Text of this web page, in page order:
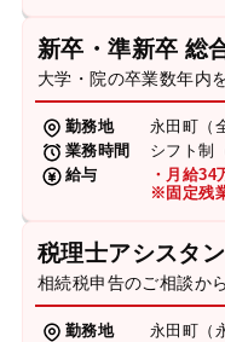
新卒・準新卒 総
大学・院の卒業数年内
勤務地
永田町（
業務時間
シフト制
給与
・月給34
※固定残
税理士アシスタ
相続税申告のご相談か
勤務地
永田町（